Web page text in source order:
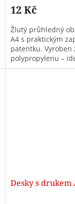
12 Kč
Žlutý průhledný
A4 s praktickým
patentku. Vyroben
polypropylenu –
kanceláře.
Desky s drukem